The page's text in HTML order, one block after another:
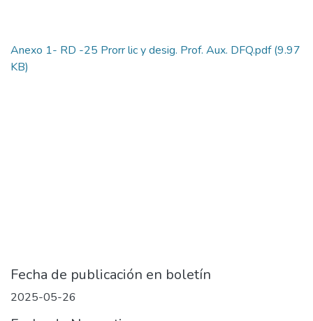
Anexo 1- RD -25 Prorr lic y desig. Prof. Aux. DFQ.pdf(9.97
KB)
Fecha de publicación en boletín
2025-05-26